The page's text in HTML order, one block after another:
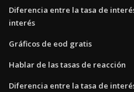
Diferencia entre la tasa de
interés
Gráficos de eod gratis
Hablar de las tasas de reacción
Diferencia entre la tasa de